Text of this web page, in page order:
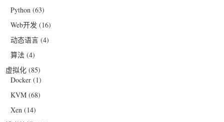
Python (63)
Web开发 (16)
动态语言 (4)
算法 (4)
虚拟化 (85)
Docker (1)
KVM (68)
Xen (14)